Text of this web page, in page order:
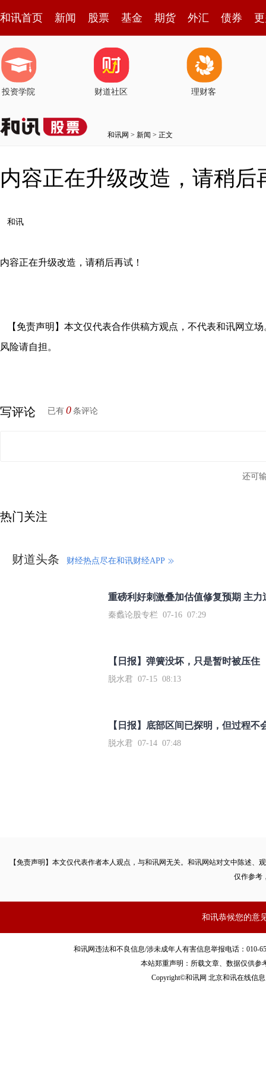
和讯首页 新闻 股票 基金 期货 外汇 债券
投资学院 财道社区 理财客
和讯网 > 新闻 > 正文
内容正在升级改造，请稍后
和讯
内容正在升级改造，请稍后再试！
【免责声明】本文仅代表合作供稿方观点，不代表和讯网立
风险请自担。
写评论 已有 0 条评论
还可
热门关注
财道头条 财经热点尽在和讯财经APP
秦蠡论股专栏 07-16 07:29
【日报】弹簧没坏，只是暂时被压住
脱水君 07-15 08:13
【日报】底部区间已探明，但过程不
脱水君 07-14 07:48
【免责声明】本文仅代表作者本人观点，与和讯网无关。和讯网站对文中陈述
仅作参考
和讯恭候您的意
和讯网违法和不良信息/涉未成年人有害信息举报电话：010-
本站郑重声明：所载文章、数据仅供参
Copyright©和讯网 北京和讯在线信